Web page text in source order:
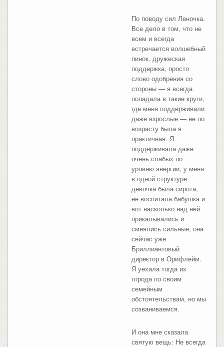
По поводу сил Леночка.
Все дело в том, что не
всем и всегда
встречается волшебный
пинок, дружеская
поддержка, просто
слово одобрения со
стороны — я всегда
попадала в такие круги,
где меня поддерживали
даже взрослые — не по
возрасту была я
практичная. Я
поддерживала даже
очень слабых по
уровню энергии, у меня
в одной структуре
девочка была сирота,
ее воспитала бабушка и
вот насколько над ней
прикалывались и
смеялись сильные, она
сейчас уже
Бриллиантовый
директор в Орифлейм.
Я уехала тогда из
города по своим
семейным
обстоятельствам, но мы
созваниваемся.
И она мне сказала
святую вещь: Не всегда